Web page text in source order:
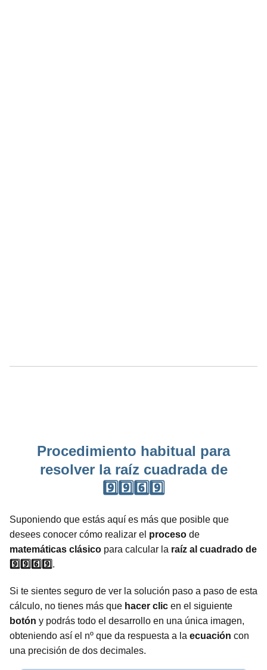
Procedimiento habitual para
resolver la raíz cuadrada de
9️⃣9️⃣6️⃣9️⃣
Suponiendo que estás aquí es más que posible que
desees conocer cómo realizar el proceso de
matemáticas clásico para calcular la raíz al cuadrado de
9️⃣9️⃣6️⃣9️⃣ .
Si te sientes seguro de ver la solución paso a paso de esta
cálculo, no tienes más que hacer clic en el siguiente
botón y podrás todo el desarrollo en una única imagen,
obteniendo así el nº que da respuesta a la ecuación con
una precisión de dos decimales.